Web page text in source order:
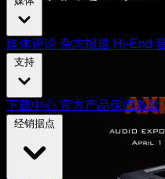
媒体评论 杂志报道 Hi-End
下载中心 官方产品保固条款